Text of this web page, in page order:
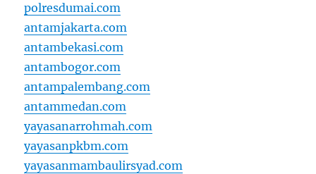
polresdumai.com
antamjakarta.com
antambekasi.com
antambogor.com
antampalembang.com
antammedan.com
yayasanarrohmah.com
yayasanpkbm.com
yayasanmambaulirsyad.com